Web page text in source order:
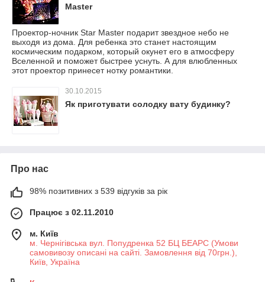
Master
Проектор-ночник Star Master подарит звездное небо не
выходя из дома. Для ребенка это станет настоящим
космическим подарком, который окунет его в атмосферу
Вселенной и поможет быстрее уснуть. А для влюбленных
этот проектор принесет нотку романтики.
30.10.2015
Як приготувати солодку вату будинку?
Про нас
98% позитивних з 539 відгуків за рік
Працює з 02.11.2010
м. Київ
м. Чернігівська вул. Попудренка 52 БЦ БЕАРС (Умови
самовивозу описані на сайті. Замовлення від 70грн.),
Київ, Україна